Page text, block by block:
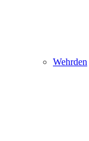
Wehrden